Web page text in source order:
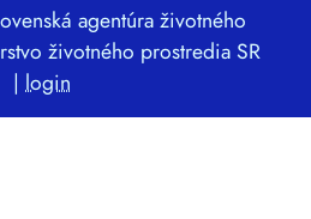
agentúra životného
životného prostredia SR
| login